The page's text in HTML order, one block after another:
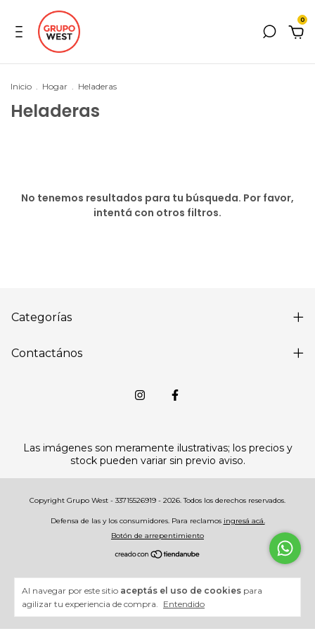
0
Al navegar por este sitio aceptás el uso de cookies para
agilizar tu experiencia de compra. Entendido
Inicio . Hogar . Heladeras
Heladeras
No tenemos resultados para tu búsqueda. Por favor,
intentá con otros filtros.
Categorías
Contactános
Las imágenes son meramente ilustrativas; los precios y
stock pueden variar sin previo aviso.
Copyright Grupo West - 33715526919 - 2026. Todos los derechos reservados.
Defensa de las y los consumidores. Para reclamos ingresá acá.
Botón de arrepentimiento